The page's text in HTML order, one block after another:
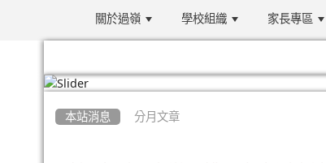
關於過嶺 學校組織 家長專區
本站消息 分月文章